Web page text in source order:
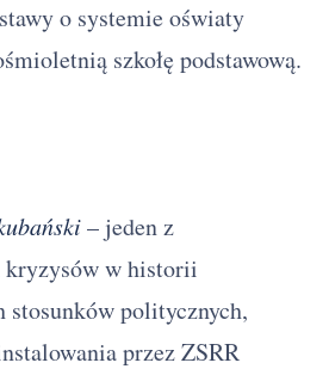
o systemie oświaty
szkołę podstawową.
– jeden z
kryzysów w historii
stosunków politycznych,
przez ZSRR